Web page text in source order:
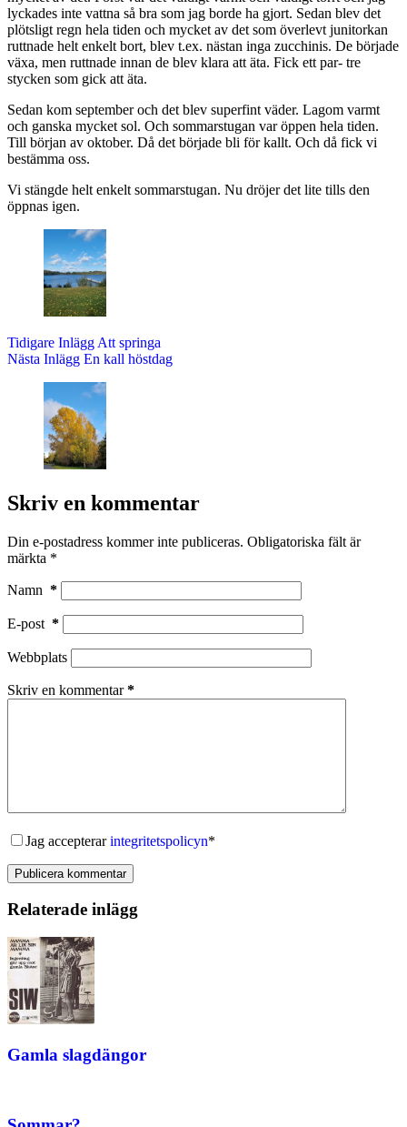
lyckades inte vattna så bra som jag borde ha gjort. Sedan blev det
plötsligt regn hela tiden och mycket av det som överlevt junitorkan
ruttnade helt enkelt bort, blev t.ex. nästan inga zucchinis. De började
växa, men ruttnade innan de blev klara att äta. Fick ett par- tre
stycken som gick att äta.
Sedan kom september och det blev superfint väder. Lagom varmt
och ganska mycket sol. Och sommarstugan var öppen hela tiden.
Till början av oktober. Då det började bli för kallt. Och då fick vi
bestämma oss.
Vi stängde helt enkelt sommarstugan. Nu dröjer det lite tills den
öppnas igen.
Tidigare Inlägg Att springa
Nästa Inlägg En kall höstdag
Skriv en kommentar
Din e-postadress kommer inte publiceras. Obligatoriska fält är
märkta *
Namn *
E-post *
Webbplats
Skriv en kommentar*
Jag accepterarintegritetspolicyn*
Publicera kommentar
Relaterade inlägg
Gamla slagdängor